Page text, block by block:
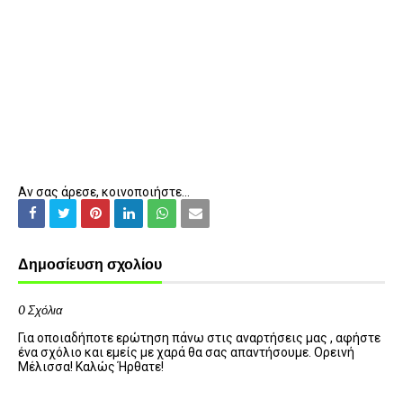
Αν σας άρεσε, κοινοποιήστε...
Δημοσίευση σχολίου
0 Σχόλια
Για οποιαδήποτε ερώτηση πάνω στις αναρτήσεις μας , αφήστε
ένα σχόλιο και εμείς με χαρά θα σας απαντήσουμε. Ορεινή
Μέλισσα! Καλώς Ήρθατε!